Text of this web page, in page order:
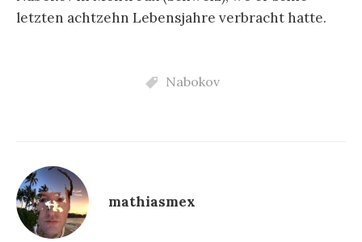
letzten achtzehn Lebensjahre verbracht hatte.
Nabokov
mathiasmex